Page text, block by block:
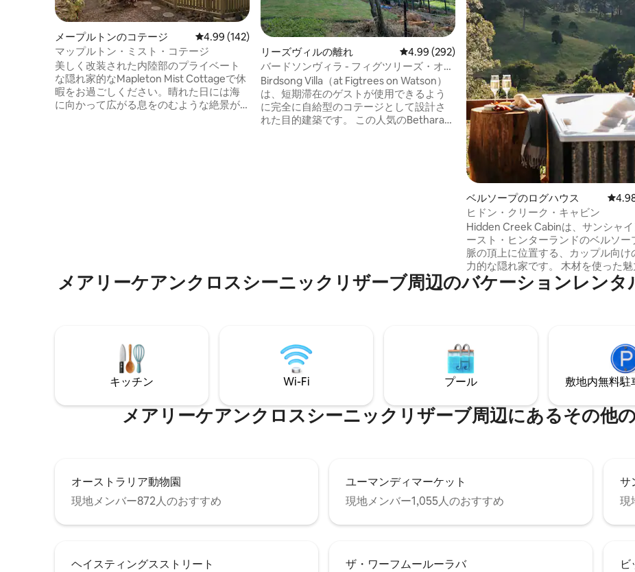
メープルトンのコテージ レビュー142件、5つ星中4.99つ星の平均評価
4.99 (142)
マップルトン・ミスト・コテージ
美しく改装された内陸部のプライベート
な隠れ家的なMapleton Mist Cottageで休
暇をお過ごしください。晴れた日には海
に向かって広がる息をのむような絶景が
リーズヴィルの離れ レビュー292件、5つ星中4.99つ星の平均評価
4.99 (292)
バードソンヴィラ - フィグツリーズ・オ
ン・ワトソン
Birdsong Villa（at Figtrees on Watson）
は、短期滞在のゲストが使用できるよう
に完全に自給型のコテージとして設計さ
れた目的建築です。 この人気のBetharam
ベルソープのログハウス レビ
ヒドン・クリーク・キャビン
Hidden Creek Cabinは、サンシャイ
ースト・ヒンターランドのベルソー
脈の頂上に位置する、カップル向け
力的な隠れ家です。 木材を使った魅
な空間で、素朴な優雅さを体験して
さい。 マレニーとウッドフォードま
ろぎましょう。 居心地の良い屋内暖
ら設備の整ったキッチンまで、細部
たって快適さを確保します。 最初の
は朝食バスケットが含まれています
メアリーケアンクロスシーニックリザーブ⁠周⁠辺⁠のバ⁠ケ⁠ー⁠シ⁠ョ⁠ン⁠レ⁠ン⁠
キッチン Wi-Fi プール 敷地内無料駐⁠
メアリーケアンクロスシーニックリザーブ⁠周⁠辺⁠に⁠あ⁠るそ⁠の⁠他⁠
オーストラリア動物園
現地メンバー872人のおすすめ
ユーマンディマーケット
現地メンバー1,055人のおすすめ
サ
現
ヘイスティングスストリート
ザ・ワーフムールーラバ